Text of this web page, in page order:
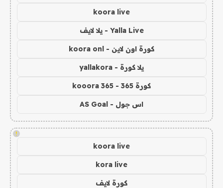
koora live
Yalla Live - يلا لايف
كورة اون لاين - koora onl
يلا كورة - yallakora
كورة 365 - kooora 365
اس جول - AS Goal
!
koora live
kora live
كورة لايف